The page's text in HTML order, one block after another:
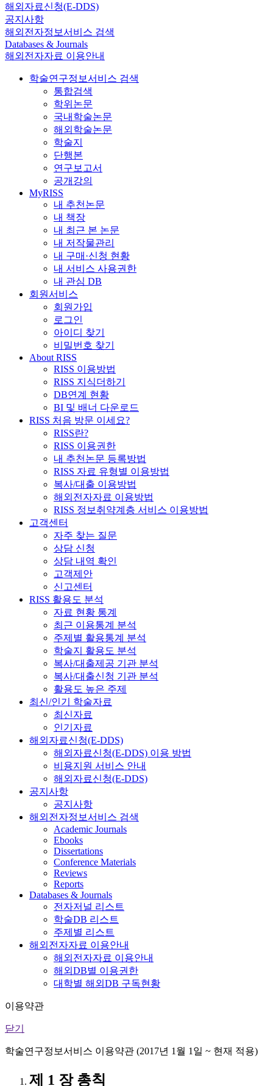
해외자료신청(E-DDS)
공지사항
해외전자정보서비스 검색
Databases & Journals
해외전자자료 이용안내
학술연구정보서비스 검색
통합검색
학위논문
국내학술논문
해외학술논문
학술지
단행본
연구보고서
공개강의
MyRISS
내 추천논문
내 책장
내 최근 본 논문
내 저작물관리
내 구매·신청 현황
내 서비스 사용권한
내 관심 DB
회원서비스
회원가입
로그인
아이디 찾기
비밀번호 찾기
About RISS
RISS 이용방법
RISS 지식더하기
DB연계 현황
BI 및 배너 다운로드
RISS 처음 방문 이세요?
RISS란?
RISS 이용권한
내 추천논문 등록방법
RISS 자료 유형별 이용방법
복사/대출 이용방법
해외전자자료 이용방법
RISS 정보취약계층 서비스 이용방법
고객센터
자주 찾는 질문
상담 신청
상담 내역 확인
고객제안
신고센터
RISS 활용도 분석
자료 현황 통계
최근 이용통계 분석
주제별 활용통계 분석
학술지 활용도 분석
복사/대출제공 기관 분석
복사/대출신청 기관 분석
활용도 높은 주제
최신/인기 학술자료
최신자료
인기자료
해외자료신청(E-DDS)
해외자료신청(E-DDS) 이용 방법
비용지원 서비스 안내
해외자료신청(E-DDS)
공지사항
공지사항
해외전자정보서비스 검색
Academic Journals
Ebooks
Dissertations
Conference Materials
Reviews
Reports
Databases & Journals
전자저널 리스트
학술DB 리스트
주제별 리스트
해외전자자료 이용안내
해외전자자료 이용안내
해외DB별 이용권한
대학별 해외DB 구독현황
이용약관
닫기
학술연구정보서비스 이용약관 (2017년 1월 1일 ~ 현재 적용)
제 1 장 총칙